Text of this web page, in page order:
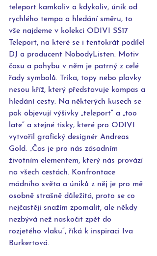
teleport kamkoliv a kdykoliv, únik od
rychlého tempa a hledání směru, to
vše najdeme v kolekci ODIVI SS17
Teleport, na které se i tentokrát podílel
DJ a producent NobodyListen. Motiv
času a pohybu v něm je patrný z celé
řady symbolů. Trika, topy nebo plavky
nesou kříž, který představuje kompas a
hledání cesty. Na některých kusech se
pak objevují výšivky „teleport“ a „too
late“ a stejné tisky, které pro ODIVI
vytvořil grafický designér Andreas
Gold. „Čas je pro nás zásadním
životním elementem, který nás provází
na všech cestách. Konfrontace
módního světa a úniků z něj je pro mě
osobně strašně důležitá, proto se co
nejčastěji snažím zpomalit, ale někdy
nezbývá než naskočit zpět do
rozjetého vlaku“, říká k inspiraci Iva
Burkertová.